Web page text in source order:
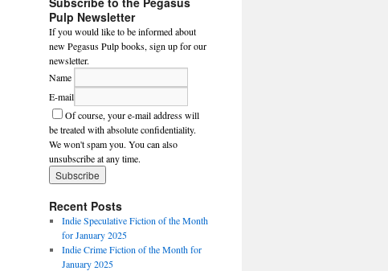
Pulp Newsletter
If you would like to be informed about
new Pegasus Pulp books, sign up for our
newsletter.
Name
E-mail
Of course, your e-mail address will
be treated with absolute confidentiality.
We won't spam you. You can also
unsubscribe at any time.
Recent Posts
Indie Speculative Fiction of the Month
for January 2025
Indie Crime Fiction of the Month for
January 2025